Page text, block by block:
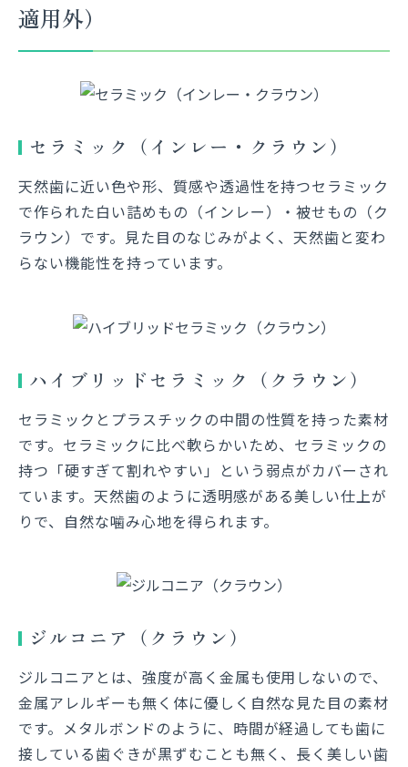
適用外）
セラミック（インレー・クラウン）
天然歯に近い色や形、質感や透過性を持つセラミック
で作られた白い詰めもの（インレー）・被せもの（ク
ラウン）です。見た目のなじみがよく、天然歯と変わ
らない機能性を持っています。
ハイブリッドセラミック（クラウン）
セラミックとプラスチックの中間の性質を持った素材
です。セラミックに比べ軟らかいため、セラミックの
持つ「硬すぎて割れやすい」という弱点がカバーされ
ています。天然歯のように透明感がある美しい仕上が
りで、自然な噛み心地を得られます。
ジルコニア（クラウン）
ジルコニアとは、強度が高く金属も使用しないので、
金属アレルギーも無く体に優しく自然な見た目の素材
です。メタルボンドのように、時間が経過しても歯に
接している歯ぐきが黒ずむことも無く、長く美しい歯